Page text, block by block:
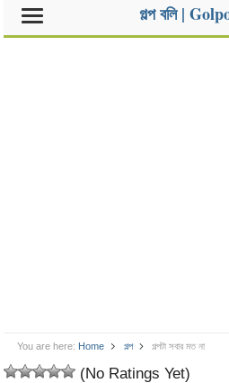
গল্প বলি |
You are here: Home গল্প গল্পটা সবার মত না
(No Ratings Yet)